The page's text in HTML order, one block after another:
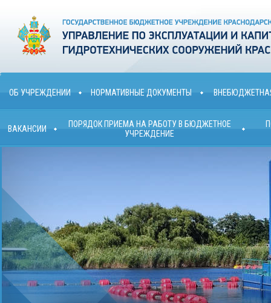
ОБ УЧРЕЖДЕНИИ НОРМАТИВНЫЕ ДОКУМЕНТЫ
ВАКАНСИИ
ПОРЯДОК ПРИЕМА НА РАБОТУ В БЮДЖЕТНОЕ
УЧРЕЖДЕНИЕ